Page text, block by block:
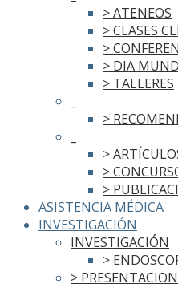
> ATENEOS
> CLASES
>
> DIA
> TALLERES
>
>
>
>
ASISTENCIA MÉDICA
INVESTIGACIÓN
INVESTIGACIÓN
>
>